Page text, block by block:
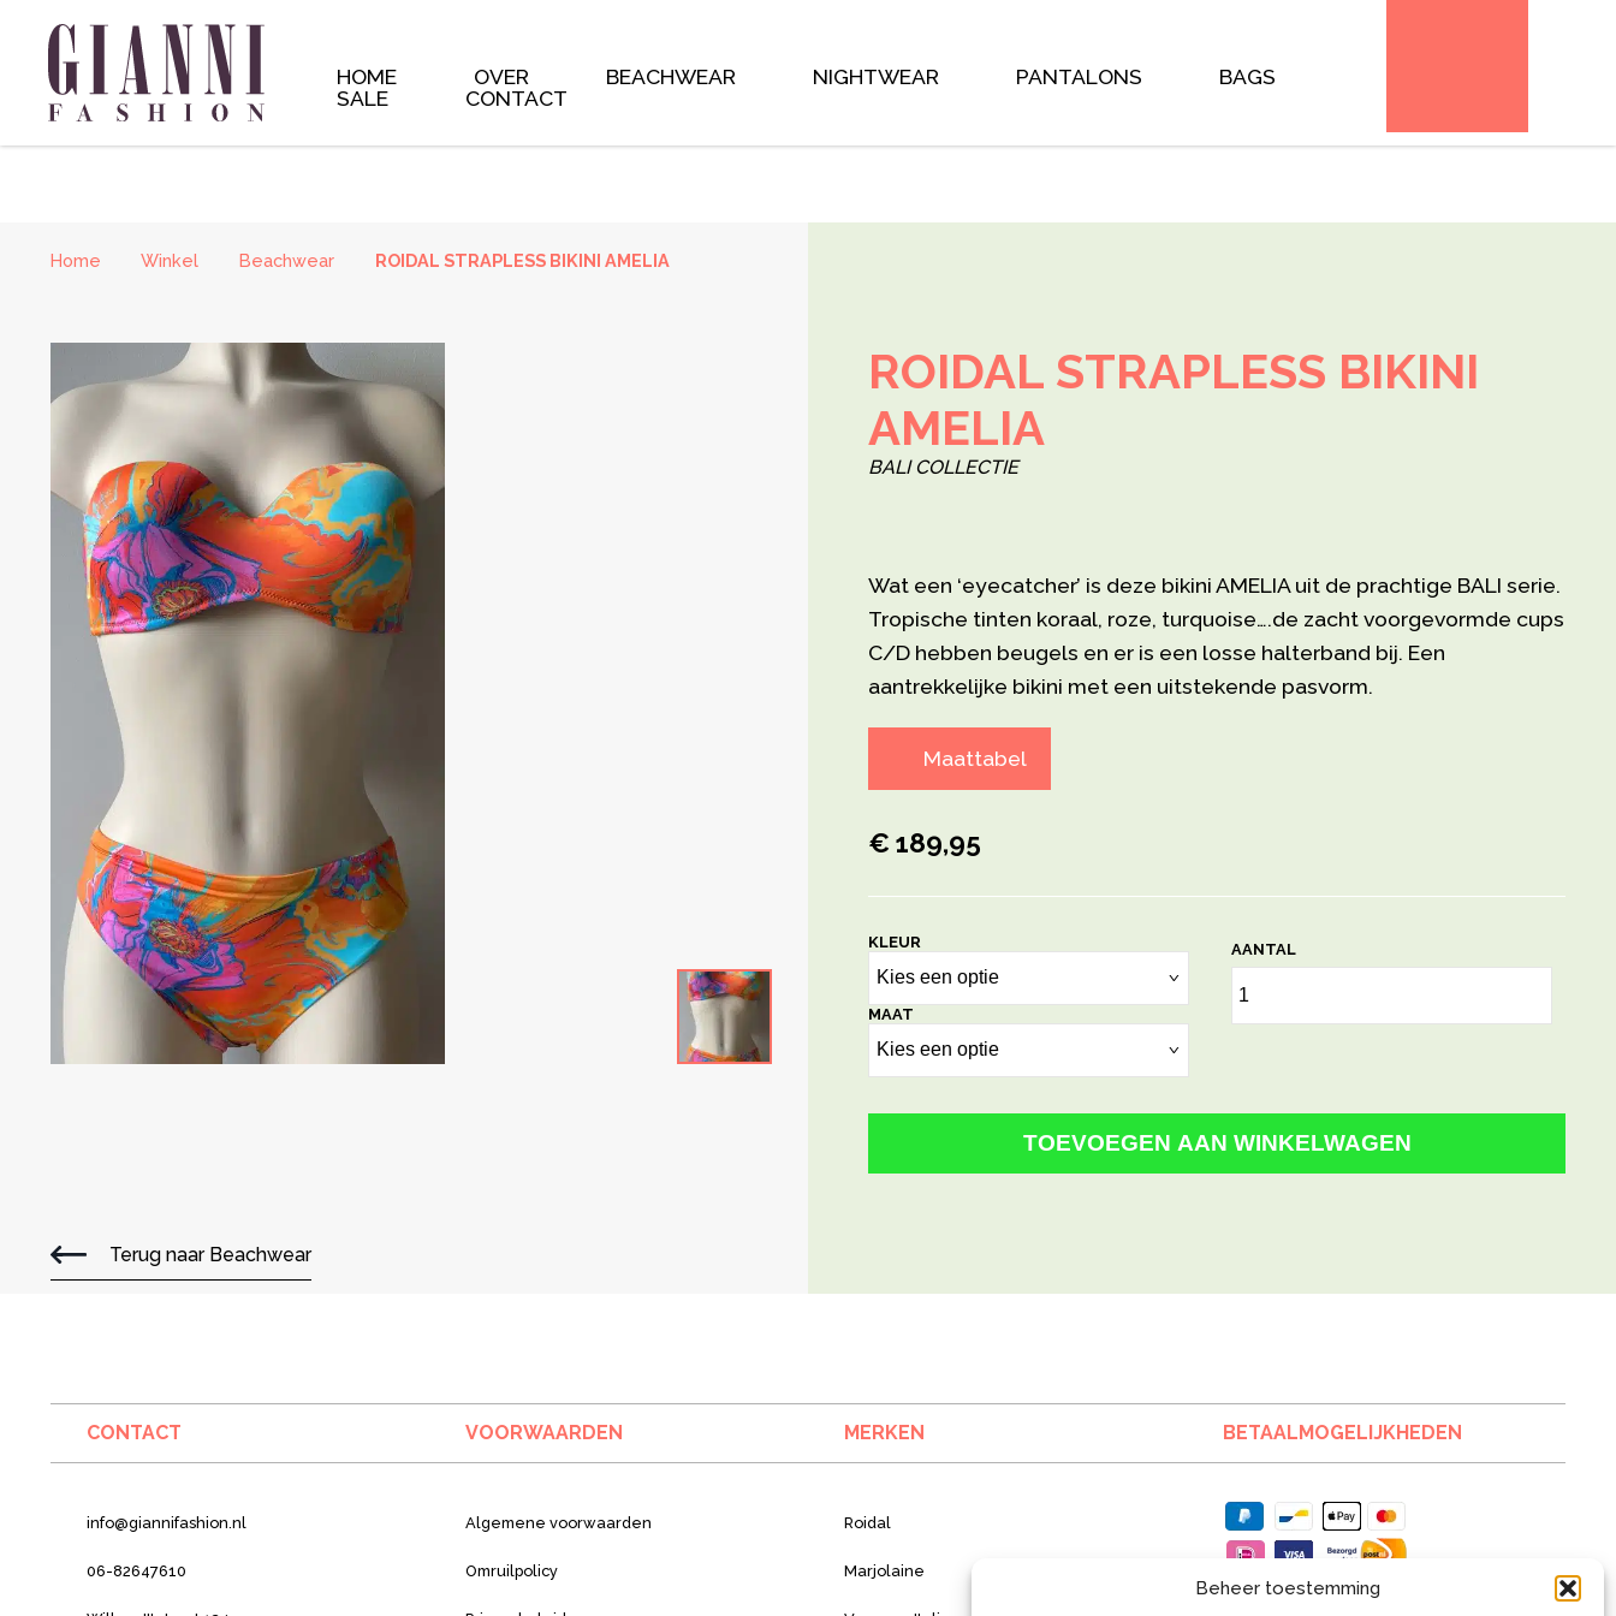
Beheer toestemming
yourtheme/woocommerce/archive-product.php. * * HOWEVER, on occasion WooCommerce will need to update template files and you * (the theme developer) will need to copy
the new files to your theme to * maintain compatibility. We try to do this as little as possible, but it does * happen. When this occurs the version of the template file will be bumped
and * the readme will list any important changes. * * @see https://woocommerce.com/document/template-structure/ * @package WooCommerce\Templates * @version 1.6.4 */
HOME OVER BEACHWEAR NIGHTWEAR PANTALONS
BAGS
SALE
CONTACT
Home Winkel Beachwear ROIDAL STRAPLESS BIKINI AMELIA
Terug naar Beachwear
ROIDAL STRAPLESS BIKINI
AMELIA
BALI COLLECTIE
Wat een ‘eyecatcher’ is deze bikini AMELIA uit de prachtige BALI serie.
Tropische tinten koraal, roze, turquoise….de zacht voorgevormde cups
C/D hebben beugels en er is een losse halterband bij. Een
aantrekkelijke bikini met een uitstekende pasvorm.
Maattabel
€ 189,95
KLEUR
›
MAAT
›
AANTAL
TOEVOEGEN AAN WINKELWAGEN
CONTACT
info@giannifashion.nl
06-82647610
VOORWAARDEN
Algemene voorwaarden
Omruilpolicy
MERKEN
Roidal
Marjolaine
BETAALMOGELIJKHEDEN